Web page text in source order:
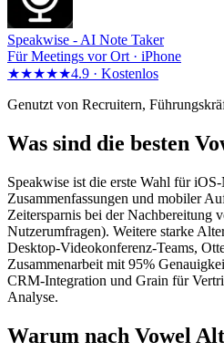
Speakwise - AI Note Taker
Für Meetings vor Ort · iPhone
★★★★★4.9 · Kostenlos
Genutzt von Recruitern,
Was sind die besten
Speakwise ist die erste Wahl für
Zusammenfassungen und mobiler
Zeitersparnis bei der Nachbereitung
Nutzerumfragen). Weitere starke
Desktop-Videokonferenz-Teams,
Zusammenarbeit mit 95%
CRM-Integration und Grain für
Analyse.
Warum nach Vowel